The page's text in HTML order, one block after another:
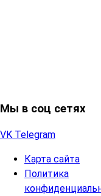
Мы в соц сетях
VK Telegram
Карта сайта
Политика